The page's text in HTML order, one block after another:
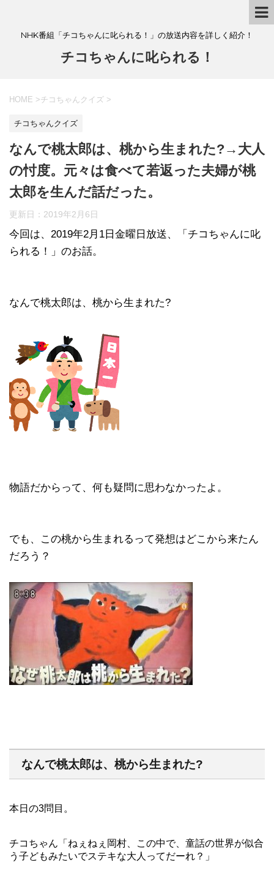
NHK番組「チコちゃんに叱られる！」の放送内容を詳しく紹介！
チコちゃんに叱られる！
HOME >チコちゃんクイズ >
チコちゃんクイズ
なんで桃太郎は、桃から生まれた?→大人
の忖度。元々は食べて若返った夫婦が桃
太郎を生んだ話だった。
更新日： 2019年2月6日
今回は、2019年2月1日金曜日放送、「チコちゃんに叱
られる！」のお話。
なんで桃太郎は、桃から生まれた?
物語だからって、何も疑問に思わなかったよ。
でも、この桃から生まれるって発想はどこから来たん
だろう？
なんで桃太郎は、桃から生まれた?
本日の3問目。
チコちゃん「ねぇねぇ岡村、この中で、童話の世界が似合
う子どもみたいでステキな大人ってだーれ？」